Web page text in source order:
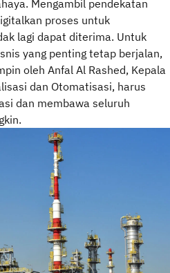
Mengambil pendekatan
proses untuk
lagi dapat diterima. Untuk
yang penting tetap berjalan,
oleh Anfal Al Rashed, Kepala
dan Otomatisasi, harus
dan membawa seluruh